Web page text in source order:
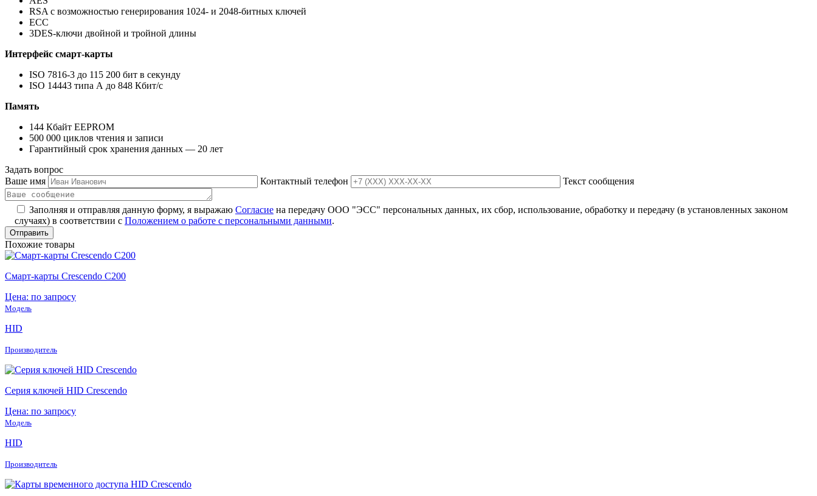
RSA с возможностью генерирования 1024- и 2048-битных ключей
ECC
3DES-ключи двойной и тройной длины
Интерфейс смарт-карты
ISO 7816-3 до 115 200 бит в секунду
ISO 14443 типа А до 848 Кбит/с
Память
144 Кбайт EEPROM
500 000 циклов чтения и записи
Гарантийный срок хранения данных — 20 лет
Задать вопрос
Ваше имя
Контактный телефон Текст сообщения
Заполняя и отправляя данную форму, я выражаю Согласие на передачу ООО "ЭСС" персональных данных, их сбор, использование, обработку и передачу (в установленных законом
случаях) в соответствии с Положением о работе с персональными данными.
Похожие товары
Смарт-карты Crescendo C200
Цена: по запросу
Модель
HID
Производитель
Серия ключей HID Crescendo
Цена: по запросу
Модель
HID
Производитель